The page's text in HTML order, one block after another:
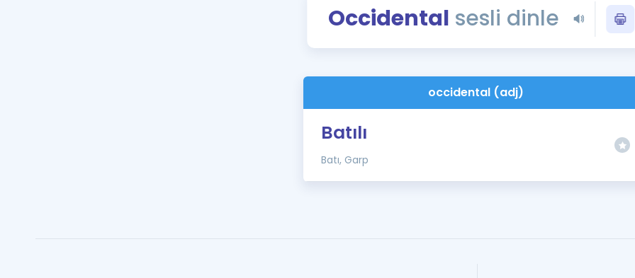
YDS - YÖKDİL
İngilizce
Occidental sesli dinle
occidental (adj)
Batılı
Batı, Garp